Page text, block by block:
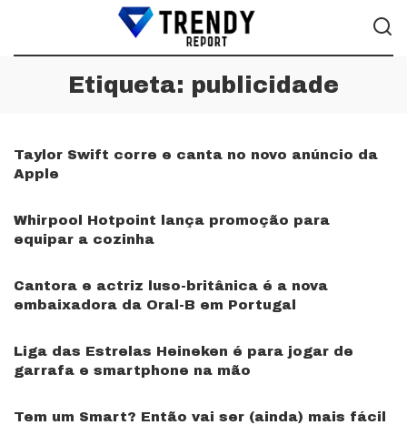
Etiqueta: publicidade
Taylor Swift corre e canta no novo anúncio da
Apple
Whirpool Hotpoint lança promoção para
equipar a cozinha
Cantora e actriz luso-britânica é a nova
embaixadora da Oral-B em Portugal
Liga das Estrelas Heineken é para jogar de
garrafa e smartphone na mão
Tem um Smart? Então vai ser (ainda) mais fácil